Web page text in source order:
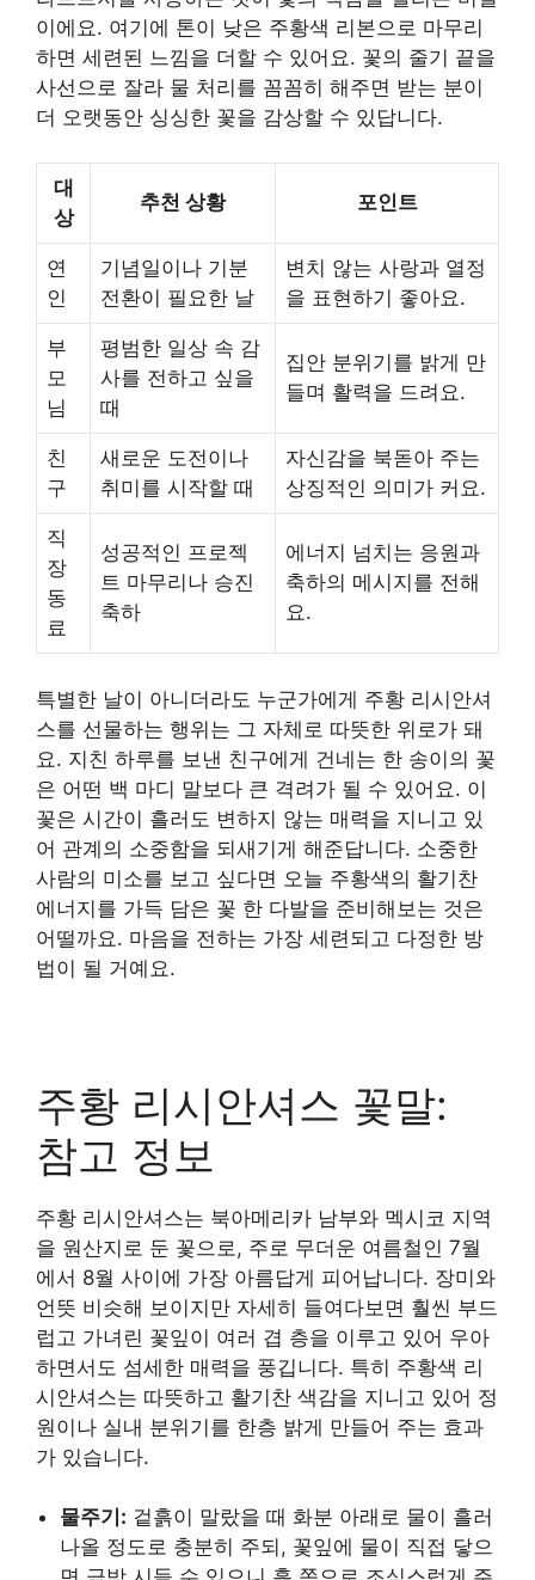
이에요. 여기에 톤이 낮은 주황색 리본으로 마무리
하면 세련된 느낌을 더할 수 있어요. 꽃의 줄기 끝을
사선으로 잘라 물 처리를 꼼꼼히 해주면 받는 분이
더 오랫동안 싱싱한 꽃을 감상할 수 있답니다.
대
상
추천 상황 포인트
연
인
기념일이나 기분
전환이 필요한 날
변치 않는 사랑과 열정
을 표현하기 좋아요.
부
모
님
평범한 일상 속 감
사를 전하고 싶을
때
집안 분위기를 밝게 만
들며 활력을 드려요.
친
구
새로운 도전이나
취미를 시작할 때
자신감을 북돋아 주는
상징적인 의미가 커요.
직
장
동
료
성공적인 프로젝
트 마무리나 승진
축하
에너지 넘치는 응원과
축하의 메시지를 전해
요.
특별한 날이 아니더라도 누군가에게 주황 리시안셔
스를 선물하는 행위는 그 자체로 따뜻한 위로가 돼
요. 지친 하루를 보낸 친구에게 건네는 한 송이의 꽃
은 어떤 백 마디 말보다 큰 격려가 될 수 있어요. 이
꽃은 시간이 흘러도 변하지 않는 매력을 지니고 있
어 관계의 소중함을 되새기게 해준답니다. 소중한
사람의 미소를 보고 싶다면 오늘 주황색의 활기찬
에너지를 가득 담은 꽃 한 다발을 준비해보는 것은
어떨까요. 마음을 전하는 가장 세련되고 다정한 방
법이 될 거예요.
주황 리시안셔스 꽃말:
참고 정보
주황 리시안셔스는 북아메리카 남부와 멕시코 지역
을 원산지로 둔 꽃으로, 주로 무더운 여름철인 7월
에서 8월 사이에 가장 아름답게 피어납니다. 장미와
언뜻 비슷해 보이지만 자세히 들여다보면 훨씬 부드
럽고 가녀린 꽃잎이 여러 겹 층을 이루고 있어 우아
하면서도 섬세한 매력을 풍깁니다. 특히 주황색 리
시안셔스는 따뜻하고 활기찬 색감을 지니고 있어 정
원이나 실내 분위기를 한층 밝게 만들어 주는 효과
가 있습니다.
물주기: 겉흙이 말랐을 때 화분 아래로 물이 흘러
나올 정도로 충분히 주되, 꽃잎에 물이 직접 닿으